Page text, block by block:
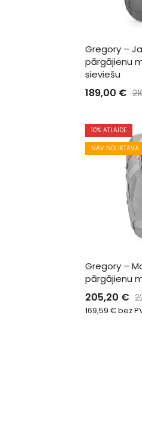
Gregory –
pārgājienu
sieviešu
189,00 €
10% ATLAIDE
NAV NOLIKTAVĀ
Gregory –
pārgājienu
205,20 €
169,59 €bez